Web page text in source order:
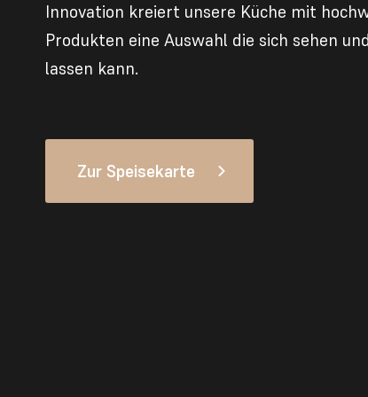
Innovation kreiert unsere Küche mit
Produkten eine Auswahl die sich sehen
lassen kann.
Zur Speisekarte